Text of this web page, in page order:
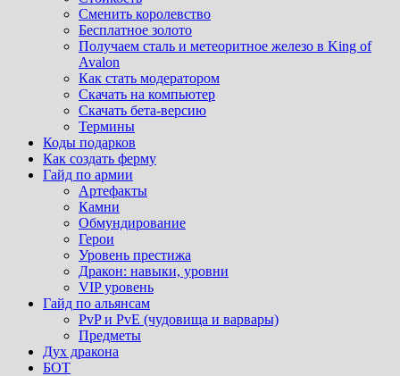
Сменить королевство
Бесплатное золото
Получаем сталь и метеоритное железо в King of
Avalon
Как стать модератором
Скачать на компьютер
Скачать бета-версию
Термины
Коды подарков
Как создать ферму
Гайд по армии
Артефакты
Камни
Обмундирование
Герои
Уровень престижа
Дракон: навыки, уровни
VIP уровень
Гайд по альянсам
PvP и PvE (чудовища и варвары)
Предметы
Дух дракона
БОТ